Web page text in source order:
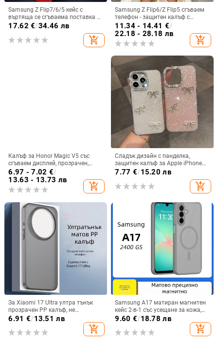
Samsung Z Flip7/6/5 кейс с
въртяща се сгъваема поставка и
магнитна скоба, 360° въртене,
поликарбонатен корпус
17.62 €/34.46 лв
add_shopping_cart
Samsung Z Flip6/Z Flip5 сгъваем
телефон - защитен калъф с
блестяща гривна
11.34 - 14.41 €/
22.18 - 28.18 лв
add_shopping_cart
Калъф за Honor Magic V5 със
сгъваем дисплей, прозрачен,
лъскав, PC материал
6.97 - 7.02 €/
13.63 - 13.73 лв
add_shopping_cart
Сладък дизайн с панделка,
защитен калъф за Apple iPhone
11–15 Pro Max, пълен обхват
7.77 €/15.20 лв
add_shopping_cart
За Xiaomi 17 Ultra ултра тънък
прозрачен PP калъф, не
пожълтява, матиран финиш и
6.91 €/13.51 лв
add_shopping_cart
Samsung A17 матиран магнитен
кейс 2-в-1 със усещане за кожа,
удароустойчива обвивка от
червено, лилаво, синьо, черно
9.60 €/18.78 лв
add_shopping_cart